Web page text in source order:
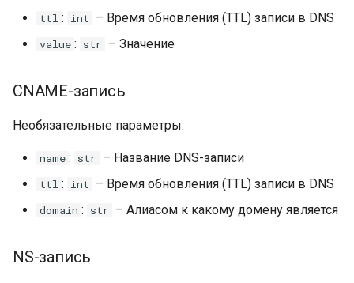
ttl : int – Время обновления (TTL) записи в DNS
value : str – Значение
CNAME-запись
Необязательные параметры:
name : str – Название DNS-записи
ttl : int – Время обновления (TTL) записи в DNS
domain : str – Алиасом к какому домену является
NS-запись